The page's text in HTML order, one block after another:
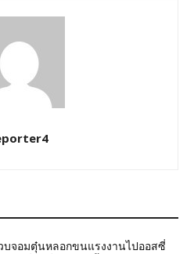
บจอมตุ๋นหลอกขนแรงงานไปออสซี่